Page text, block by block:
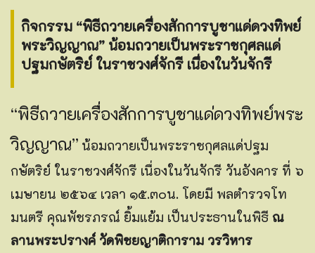
กิจกรรม “พิธีถวายเครื่องสักการบูชาแด่ดวงทิพย์
พระวิญญาณ” น้อมถวายเป็นพระราชกุศลแด่
ปฐมกษัตริย์ ในราชวงศ์จักรี เนื่องในวันจักรี
“พิธีถวายเครื่องสักการบูชาแด่ดวงทิพย์พระ
วิญญาณ” น้อมถวายเป็นพระราชกุศลแด่ปฐม
กษัตริย์ ในราชวงศ์จักรี เนื่องในวันจักรี วันอังคาร ที่ ๖
เมษายน ๒๕๖๔ เวลา ๑๕.๓๐น. โดยมี พลตำรวจโท
มนตรี คุณพัชรภรณ์ ยิ้มแย้ม เป็นประธานในพิธี ณ
ลานพระปรางค์ วัดพิชยญาติการาม วรวิหาร